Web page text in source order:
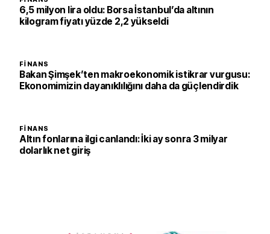
6,5 milyon lira oldu: Borsa İstanbul’da altının
kilogram fiyatı yüzde 2,2 yükseldi
FINANS
Bakan Şimşek’ten makroekonomik istikrar vurgusu:
Ekonomimizin dayanıklılığını daha da güçlendirdik
FINANS
Altın fonlarına ilgi canlandı: İki ay sonra 3 milyar
dolarlık net giriş